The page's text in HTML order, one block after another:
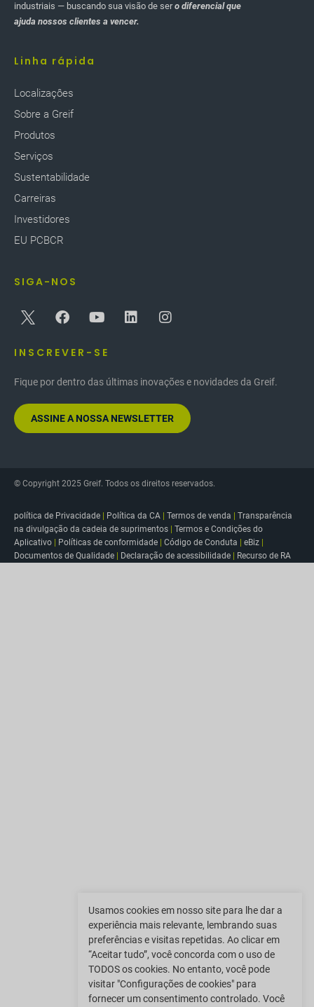
industriais — buscando sua visão de sero diferencial que
ajuda nossos clientes a vencer.
Linha rápida
Localizaçôes
Sobre a Greif
Produtos
Serviços
Sustentabilidade
Carreiras
Investidores
EU PCBCR
SIGA-NOS
INSCREVER-SE
Fique por dentro das últimas inovações e novidades da Greif.
ASSINE A NOSSA NEWSLETTER
© Copyright 2025 Greif. Todos os direitos reservados.
política de Privacidade | Política da CA | Termos de venda | Transparência
na divulgação da cadeia de suprimentos | Termos e Condições do
Aplicativo | Políticas de conformidade | Código de Conduta | eBiz |
Documentos de Qualidade | Declaração de acessibilidade | Recurso de RA
Usamos cookies em nosso site para lhe dar a
experiência mais relevante, lembrando suas
preferências e visitas repetidas. Ao clicar em
“Aceitar tudo”, você concorda com o uso de
TODOS os cookies. No entanto, você pode
visitar "Configurações de cookies" para
fornecer um consentimento controlado. Você